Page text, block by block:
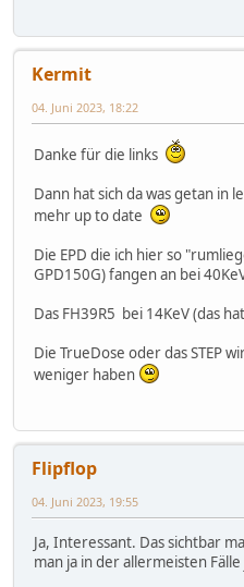
Kermit
04. Juni 2023, 18:22
Danke für die links
Dann hat sich da was getan in
mehr up to date
Die EPD die ich hier so
GPD150G) fangen an bei
Das FH39R5 bei 14KeV (das
Die TrueDose oder das STEP
weniger haben
Flipflop
04. Juni 2023, 19:55
Ja, Interessant. Das sichtbar
man ja in der allermeisten